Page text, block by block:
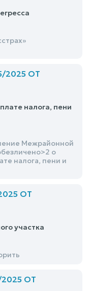
2025 ОТ
налога, пени
Межрайонной
о
налога, пени и
ОТ
участка
ОТ